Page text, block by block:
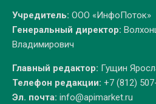
Учредитель: ООО «ИнфоПоток»
Генеральный директор:
Владимирович
Главный редактор: Гущин
Телефон редакции: +7 (812)
Эл. почта: info@apimarket.ru